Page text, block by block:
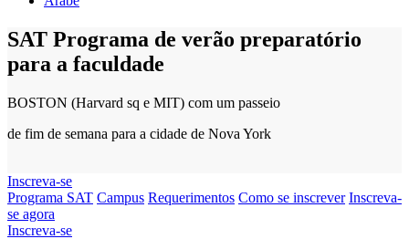
SAT Programa de verão preparatório
para a faculdade
BOSTON (Harvard sq e MIT) com um passeio
de fim de semana para a cidade de Nova York
Inscreva-se
Programa SAT Campus Requerimentos Como se inscrever Inscreva-
se agora
Inscreva-se